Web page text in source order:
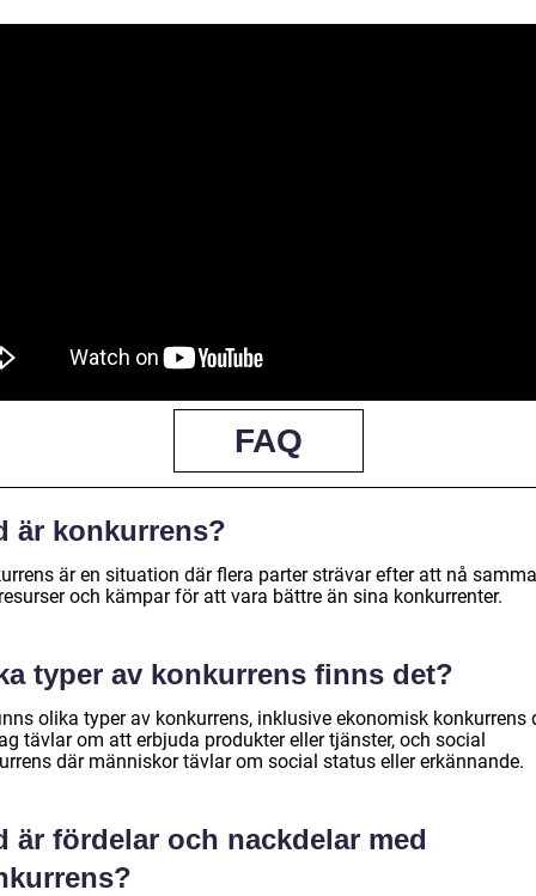
FAQ
är konkurrens?
är en situation där flera parter strävar efter att nå
och kämpar för att vara bättre än sina konkurrenter.
typer av konkurrens finns det?
olika typer av konkurrens, inklusive ekonomisk konkurrens
tävlar om att erbjuda produkter eller tjänster, och social
där människor tävlar om social status eller erkännande.
är fördelar och nackdelar med